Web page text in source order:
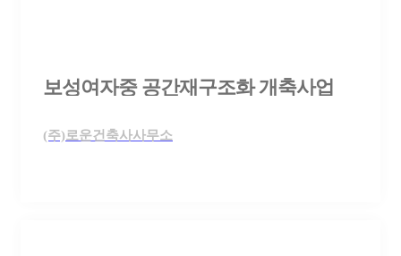
보성여자중 공간재구조화 개축사업
(주)로운건축사사무소